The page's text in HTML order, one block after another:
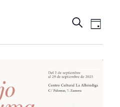
Search
Views